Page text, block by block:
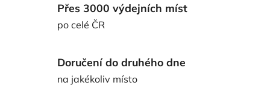
Přes 3000 výdejních míst
po celé ČR
Doručení do druhého dne
na jakékoliv místo